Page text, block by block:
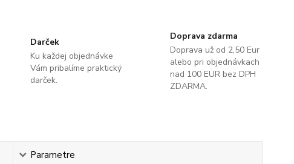
Darček
Ku každej objednávke
Vám pribalíme praktický
darček.
Doprava zdarma
Doprava už od 2,50 Eur
alebo pri objednávkach
nad 100 EUR bez DPH
ZDARMA.
Parametre